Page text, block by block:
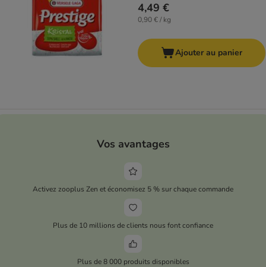
4,49 €
0,90 € / kg
Ajouter au panier
Vos avantages
Activez zooplus Zen et économisez 5 % sur chaque commande
Plus de 10 millions de clients nous font confiance
Plus de 8 000 produits disponibles